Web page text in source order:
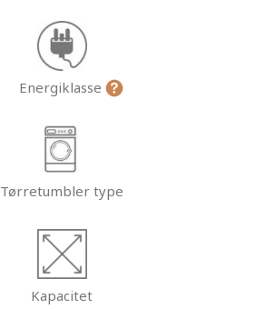
Energiklasse
Tørretumbler type
Kapacitet